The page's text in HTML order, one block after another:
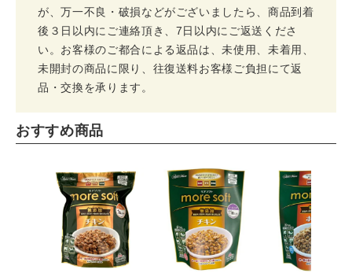
が、万一不良・破損などがございましたら、商品到着
後３日以内にご連絡頂き、7日以内にご返送くださ
い。お客様のご都合による返品は、未使用、未着用、
未開封の商品に限り、往復送料お客様ご負担にて返
品・交換を承ります。
おすすめ商品